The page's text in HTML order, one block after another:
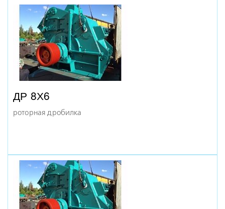
КМД-600
конусная дробилка
ДР 8Х6
роторная дробилка